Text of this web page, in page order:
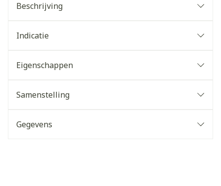
Beschrijving
Indicatie
Eigenschappen
Samenstelling
Gegevens